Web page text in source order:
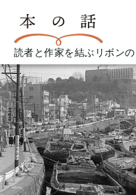
読者と作家を結ぶリボン